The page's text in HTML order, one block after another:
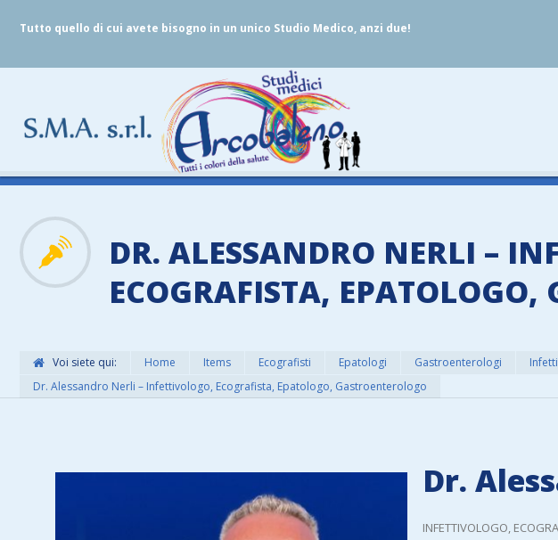
Tutto quello di cui avete bisogno in un unico Studio Medico, anzi due!
DR. ALESSANDRO NERLI –
ECOGRAFISTA, EPATOLOGO,
Voi siete qui: Home Items Ecografisti Epatologi Gastroenterologi
Dr. Alessandro Nerli – Infettivologo, Ecografista, Epatologo, Gastroenterologo
Dr.
INFETTIVOLOGO,